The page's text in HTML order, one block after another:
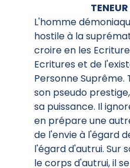
L'homme
hostile à la
croire en les
Ecritures et de
Personne Suprême.
son pseudo
sa puissance. Il
en prépare une
de l'envie à l'égard
l'égard d'autrui. Sur
le corps d'autrui, il